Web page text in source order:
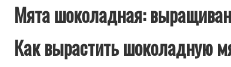
Мята шоколадная:
Как вырастить шоколадную